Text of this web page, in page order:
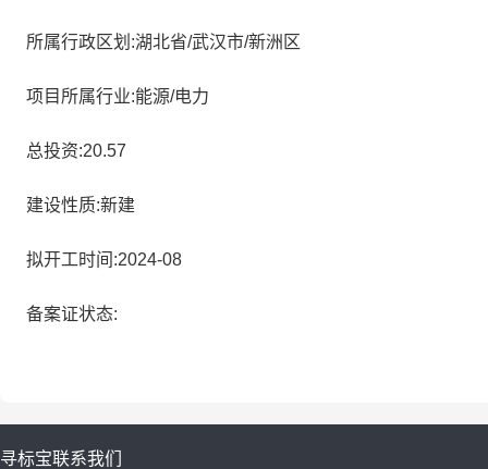
所属行政区划:湖北省/武汉市/新洲区
项目所属行业:能源/电力
总投资:20.57
建设性质:新建
拟开工时间:2024-08
备案证状态:
寻标宝联系我们